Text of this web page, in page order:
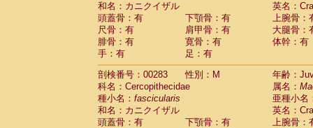
和名：カニクイザル
英名：
頭蓋骨：有
下顎骨：有
上腕骨：
尺骨：有
肩甲骨：有
大腿骨：
腓骨：有
寛骨：有
体幹：有
手：有
足：有
剖検番号：00283
性別：M
年齢：
科名：Cercopithecidae
属名：
種小名： fascicularis
亜種小名
和名：カニクイザル
英名：
頭蓋骨：有
下顎骨：有
上腕骨：